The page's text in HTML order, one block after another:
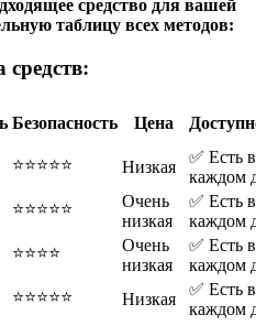
средство для вашей
таблицу всех методов:
Безопасность Цена
⭐⭐⭐⭐⭐ Низкая
✅ Есть в
каждом
⭐⭐⭐⭐⭐
Очень
низкая
✅ Есть в
каждом
⭐⭐⭐⭐
Очень
низкая
✅ Есть в
каждом
⭐⭐⭐⭐⭐ Низкая
✅ Есть в
каждом